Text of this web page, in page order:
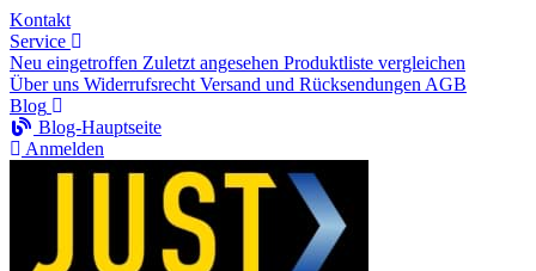
Kontakt
Service
Neu eingetroffen Zuletzt angesehen Produktliste vergleichen
Über uns Widerrufsrecht Versand und Rücksendungen AGB
Blog
Blog-Hauptseite
Anmelden